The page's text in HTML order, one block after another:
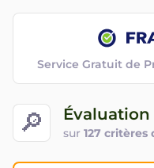
🔎 sur 127
Service Gratuit de